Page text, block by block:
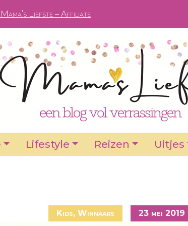
Liefste – Affiliate
Lifestyle Reizen Uitjes
Kids, Winnaars 23 mei 2019